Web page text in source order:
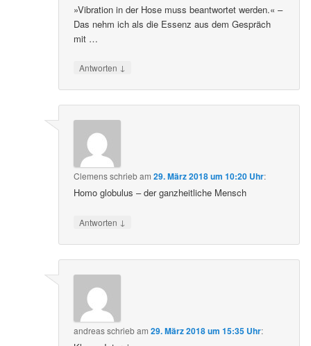
»Vibration in der Hose muss beantwortet werden.« –
Das nehm ich als die Essenz aus dem Gespräch
mit …
Antworten ↓
Clemensschriebam29. März 2018 um 10:20 Uhr:
Homo globulus – der ganzheitliche Mensch
Antworten ↓
andreasschriebam29. März 2018 um 15:35 Uhr: